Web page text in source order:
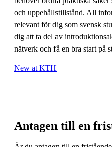
och uppehållstillstånd. All
relevant för dig som svensk
dig att ta del av
nätverk och få en bra start på
New at KTH
Antagen till en